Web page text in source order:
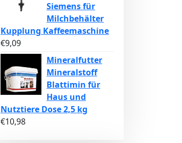
Siemens für
Milchbehälter
Kupplung Kaffeemaschine
€9,09
Mineralfutter
Mineralstoff
Blattimin für
Haus und
Nutztiere Dose 2,5 kg
€10,98